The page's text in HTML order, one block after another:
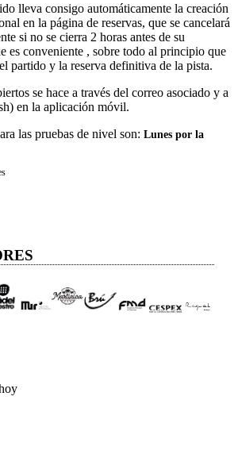
lleva consigo automáticamente la creación
en la página de reservas, que se cancelará
si no se cierra 2 horas antes de su
es conveniente , sobre todo al principio que
partido y la reserva definitiva de la pista.
se hace a través del correo asociado y a
en la aplicación móvil.
las pruebas de nivel son: Lunes por la